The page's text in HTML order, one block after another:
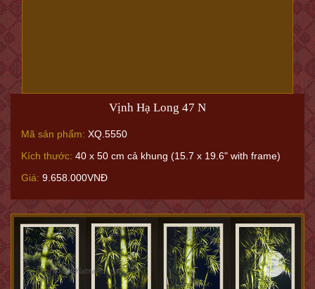
Mã sản phẩm:
Giá: